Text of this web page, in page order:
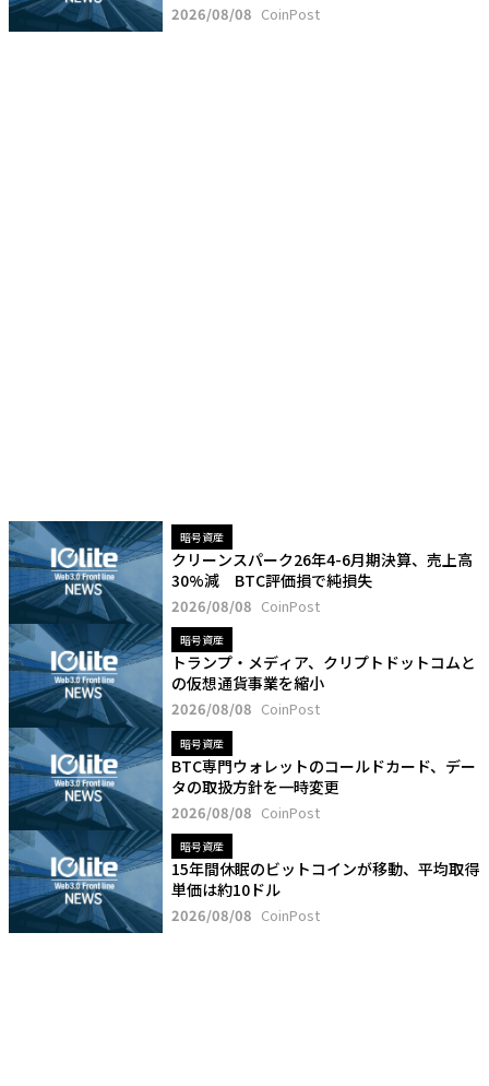
2026/08/08 CoinPost
暗号資産
クリーンスパーク26年4-6月期決算、売上高
30%減 BTC評価損で純損失
2026/08/08 CoinPost
暗号資産
トランプ・メディア、クリプトドットコムと
の仮想通貨事業を縮小
2026/08/08 CoinPost
暗号資産
BTC専門ウォレットのコールドカード、デー
タの取扱方針を一時変更
2026/08/08 CoinPost
暗号資産
15年間休眠のビットコインが移動、平均取得
単価は約10ドル
2026/08/08 CoinPost